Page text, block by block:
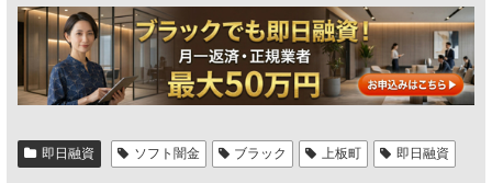
即日融資 ソフト闇金 ブラック 上板町 即日融資